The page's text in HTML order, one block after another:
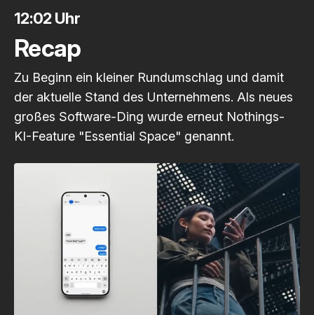
12:02 Uhr
Recap
Zu Beginn ein kleiner Rundumschlag und damit
der aktuelle Stand des Unternehmens. Als neues
großes Software-Ding wurde erneut Nothings-
KI-Feature "Essential Space" genannt.